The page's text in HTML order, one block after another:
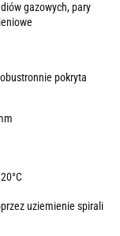
gazowych, pary
pokryta
uziemienie spirali